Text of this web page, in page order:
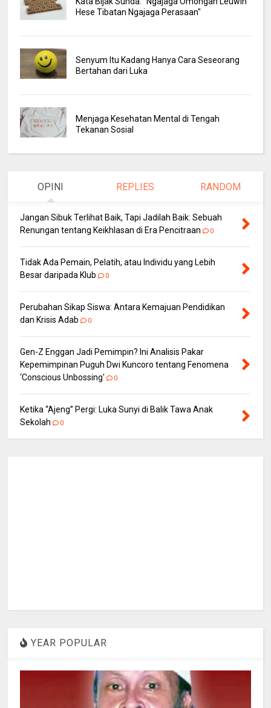
Hese Tibatan Ngajaga Perasaan"
Senyum Itu Kadang Hanya Cara Seseorang
Bertahan dari Luka
Menjaga Kesehatan Mental di Tengah
Tekanan Sosial
OPINI REPLIES RANDOM
Jangan Sibuk Terlihat Baik, Tapi Jadilah Baik: Sebuah
Renungan tentang Keikhlasan di Era Pencitraan
0
Tidak Ada Pemain, Pelatih, atau Individu yang Lebih
Besar daripada Klub
0
Perubahan Sikap Siswa: Antara Kemajuan Pendidikan
dan Krisis Adab
0
Gen-Z Enggan Jadi Pemimpin? Ini Analisis Pakar
Kepemimpinan Puguh Dwi Kuncoro tentang Fenomena
‘Conscious Unbossing'
0
Ketika “Ajeng” Pergi: Luka Sunyi di Balik Tawa Anak
Sekolah
0
YEAR POPULAR